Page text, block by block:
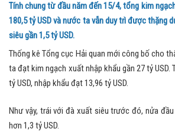
Tính chung từ đầu năm đến 15/4, tổng kim
180,5 tỷ USD và nước ta vẫn duy trì được thặng
siêu gần 1,5 tỷ USD.
Thống kê Tổng cục Hải quan mới công bố cho
ta đạt kim ngạch xuất nhập khẩu gần 27 tỷ
tỷ USD, nhập khẩu đạt 13,96 tỷ USD.
Như vậy, trái với đà xuất siêu trước đó, nửa
hơn 1,3 tỷ USD.